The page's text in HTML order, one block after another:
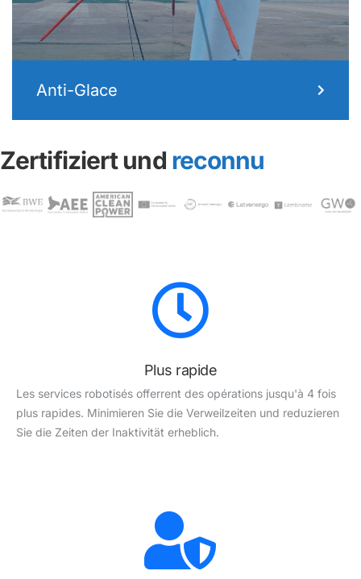
Anti-Glace
Zertifiziert und reconnu
Plus rapide
Les services robotisés offerrent des opérations jusqu'à 4 fois
plus rapides. Minimieren Sie die Verweilzeiten und reduzieren
Sie die Zeiten der Inaktivität erheblich.